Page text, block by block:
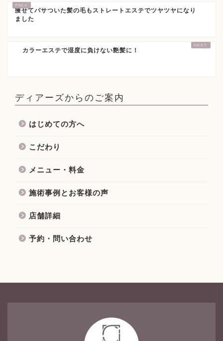
痩せてパサついた髪の毛もストレートエステでツヤツヤになり
ました
カラーエステで湿度に負けない艶髪に！
ディアーズからのご案内
はじめての方へ
こだわり
メニュー・料金
施術事例とお客様の声
店舗詳細
予約・問い合わせ